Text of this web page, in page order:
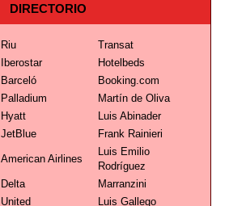
DIRECTORIO
Riu
Transat
Iberostar
Hotelbeds
Barceló
Booking.com
Palladium
Martín de Oliva
Hyatt
Luis Abinader
JetBlue Frank Rainieri
American Airlines
Luis Emilio
Rodríguez
Delta
Marranzini
United Luis Gallego